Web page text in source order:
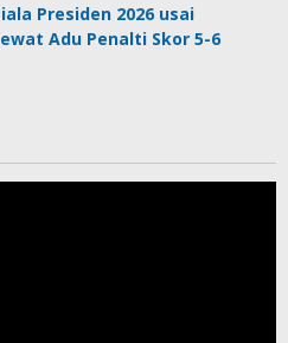
Presiden 2026 usai
Adu Penalti Skor 5-6